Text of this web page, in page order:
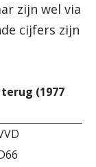
zijn wel via
cijfers zijn
(1977